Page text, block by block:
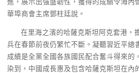
華埠商會主席鄧柱廷說。
在里海之濱的哈薩克斯坦阿克套港，
兵在春節前夜仍繁忙不斷。凝聽習近平總
成績是全黨全國各族國民配合奮斗得來的
染到，中國成長惠及包含哈薩克斯坦在內